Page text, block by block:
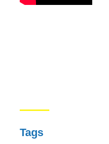
Tags